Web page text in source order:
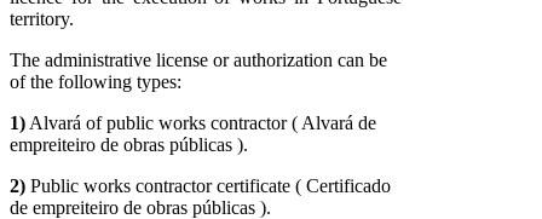
territory.
The administrative license or authorization can be
of the following types:
1) Alvará of public works contractor ( Alvará de
empreiteiro de obras públicas ).
2) Public works contractor certificate ( Certificado
de empreiteiro de obras públicas ).